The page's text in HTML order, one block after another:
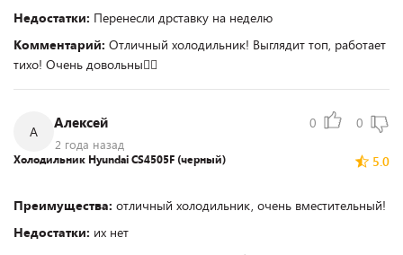
Недостатки: Перенесли дрставку на неделю
Комментарий: Отличный холодильник! Выглядит топ, работает
тихо! Очень довольны👍🏻
А
Алексей
2 года назад
0 0
5.0
Холодильник Hyundai CS4505F (черный)
Преимущества: отличный холодильник, очень вместительный!
Недостатки: их нет